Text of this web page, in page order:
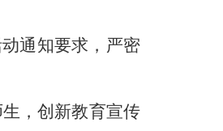
通知要求，严密
，创新教育宣传